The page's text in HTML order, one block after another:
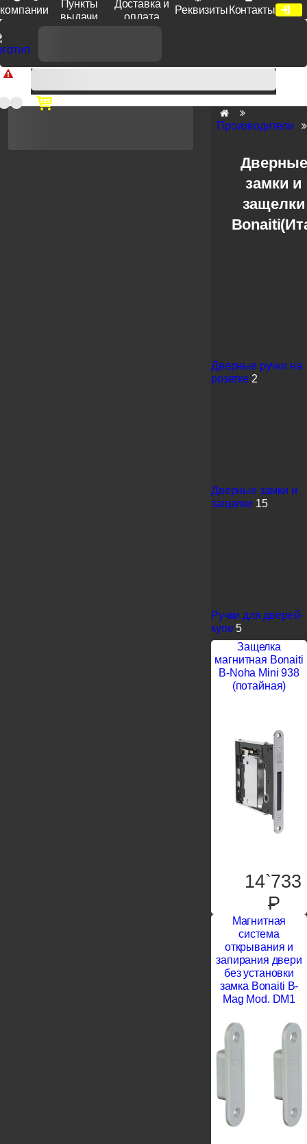
компании
Пункты
выдачи
Доставка и
оплата
Реквизиты Контакты
Доп. скидка от цен на сайте 7% при заказе от 50 тыс. руб
продукции Venezia, Fratelli, Tupai, Extreza, Melodia, Forme при
оплате по счету.
Производители
Дверные
замки и
защелки
Дверные ручки на
розетке 2
Дверные замки и
защелки 15
Ручки для дверей-
купе 5
Защелка
магнитная Bonaiti
B-Noha Mini 938
(потайная)
14`733
P
Магнитная
система
открывания и
запирания двери
без установки
замка Bonaiti B-
Mag Mod. DM1